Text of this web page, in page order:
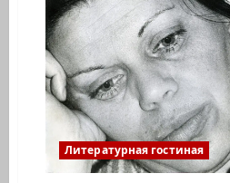
Литературная гостиная